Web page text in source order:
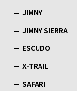
JIMNY
JIMNY SIERRA
ESCUDO
X-TRAIL
SAFARI